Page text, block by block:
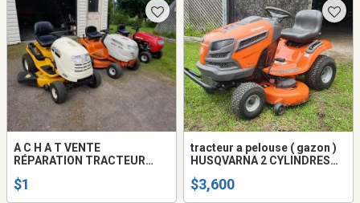
A C H A T VENTE
RÉPARATION TRACTEUR
$1
tracteur a pelouse ( gazon )
HUSQVARNA 2 CYLINDRES
$3,600